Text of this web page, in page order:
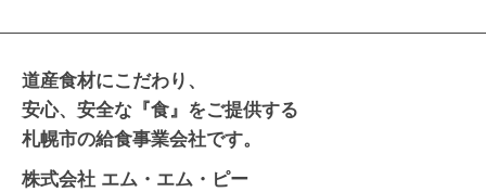
道産食材にこだわり、
安心、安全な『食』をご提供する
札幌市の給食事業会社です。
株式会社 エム・エム・ピー